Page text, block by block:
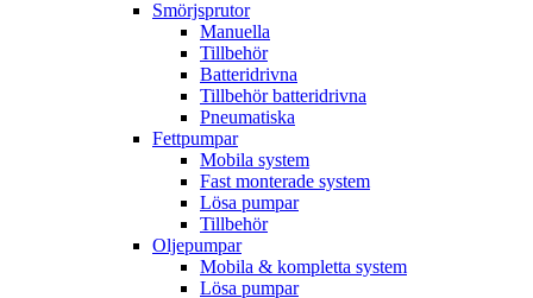
Smörjsprutor
Manuella
Tillbehör
Batteridrivna
Tillbehör batteridrivna
Pneumatiska
Fettpumpar
Mobila system
Fast monterade system
Lösa pumpar
Tillbehör
Oljepumpar
Mobila & kompletta system
Lösa pumpar